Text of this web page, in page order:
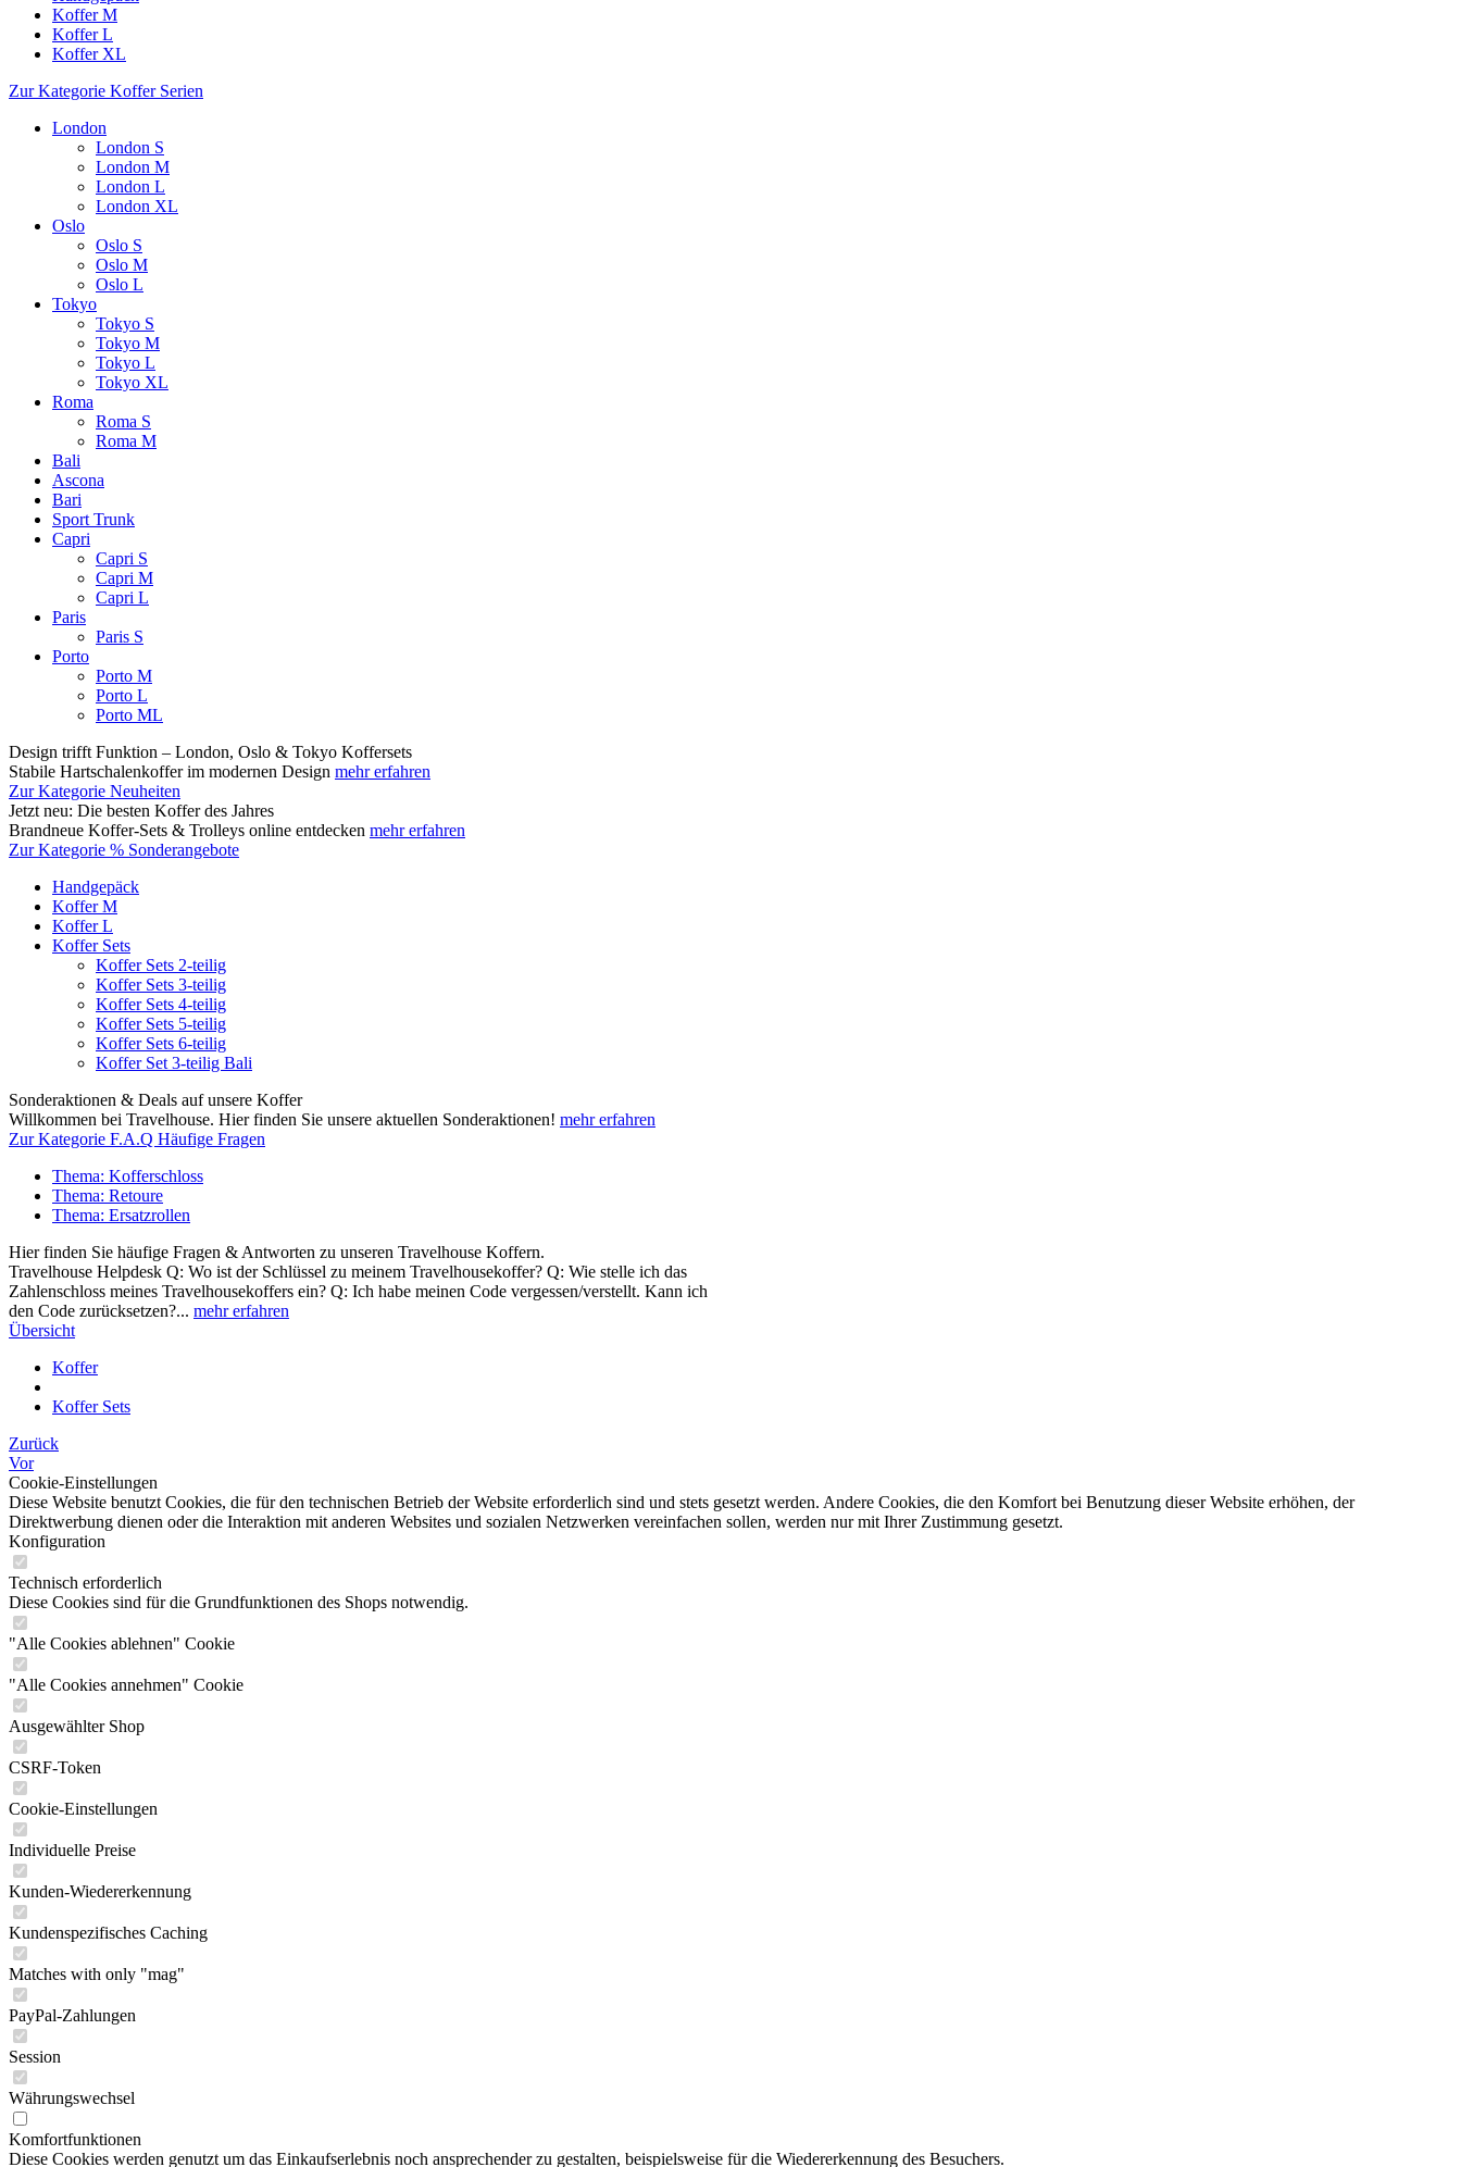
Koffer M
Koffer L
Koffer XL
Zur Kategorie Koffer Serien
London
London S
London M
London L
London XL
Oslo
Oslo S
Oslo M
Oslo L
Tokyo
Tokyo S
Tokyo M
Tokyo L
Tokyo XL
Roma
Roma S
Roma M
Bali
Ascona
Bari
Sport Trunk
Capri
Capri S
Capri M
Capri L
Paris
Paris S
Porto
Porto M
Porto L
Porto ML
Design trifft Funktion – London, Oslo & Tokyo Koffersets
Stabile Hartschalenkoffer im modernen Design mehr erfahren
Zur Kategorie Neuheiten
Jetzt neu: Die besten Koffer des Jahres
Brandneue Koffer-Sets & Trolleys online entdecken mehr erfahren
Zur Kategorie % Sonderangebote
Handgepäck
Koffer M
Koffer L
Koffer Sets
Koffer Sets 2-teilig
Koffer Sets 3-teilig
Koffer Sets 4-teilig
Koffer Sets 5-teilig
Koffer Sets 6-teilig
Koffer Set 3-teilig Bali
Sonderaktionen & Deals auf unsere Koffer
Willkommen bei Travelhouse. Hier finden Sie unsere aktuellen Sonderaktionen! mehr erfahren
Zur Kategorie F.A.Q Häufige Fragen
Thema: Kofferschloss
Thema: Retoure
Thema: Ersatzrollen
Hier finden Sie häufige Fragen & Antworten zu unseren Travelhouse Koffern.
Travelhouse Helpdesk Q: Wo ist der Schlüssel zu meinem Travelhousekoffer? Q: Wie stelle ich das
Zahlenschloss meines Travelhousekoffers ein? Q: Ich habe meinen Code vergessen/verstellt. Kann ich
den Code zurücksetzen?... mehr erfahren
Übersicht
Koffer
Koffer Sets
Zurück
Vor
Cookie-Einstellungen
Diese Website benutzt Cookies, die für den technischen Betrieb der Website erforderlich sind und stets gesetzt werden. Andere Cookies, die den Komfort bei Benutzung dieser Website erhöhen, der
Direktwerbung dienen oder die Interaktion mit anderen Websites und sozialen Netzwerken vereinfachen sollen, werden nur mit Ihrer Zustimmung gesetzt.
Konfiguration
Technisch erforderlich
Diese Cookies sind für die Grundfunktionen des Shops notwendig.
"Alle Cookies ablehnen" Cookie
"Alle Cookies annehmen" Cookie
Ausgewählter Shop
CSRF-Token
Cookie-Einstellungen
Individuelle Preise
Kunden-Wiedererkennung
Kundenspezifisches Caching
Matches with only "mag"
PayPal-Zahlungen
Session
Währungswechsel
Komfortfunktionen
Diese Cookies werden genutzt um das Einkaufserlebnis noch ansprechender zu gestalten, beispielsweise für die Wiedererkennung des Besuchers.